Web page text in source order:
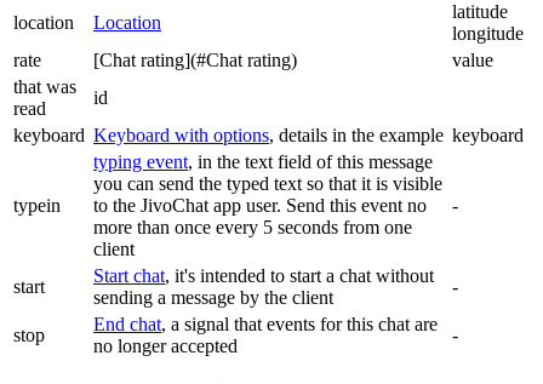
location Location
latitude
longitude
rate
[Chat rating](#Chat rating)
value
that was
read
id
keyboard Keyboard with options, details in the example keyboard
typein
typing event, in the text field of this message
you can send the typed text so that it is visible
to the JivoChat app user. Send this event no
more than once every 5 seconds from one
client
-
start
Start chat, it's intended to start a chat without
sending a message by the client
-
stop
End chat, a signal that events for this chat are
no longer accepted
-